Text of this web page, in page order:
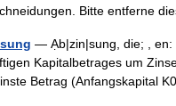
Bitte entferne
— Ạb|zin|sung, die; , en:
Kapitalbetrages um
Betrag (Anfangskapital